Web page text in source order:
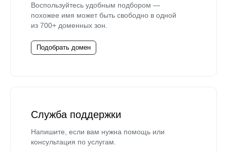
Воспользуйтесь удобным подбором —
похожее имя может быть свободно в одной
из 700+ доменных зон.
Подобрать домен
Служба поддержки
Напишите, если вам нужна помощь или
консультация по услугам.